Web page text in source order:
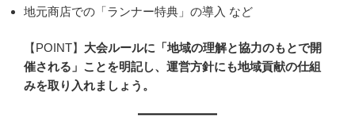
地元商店での「ランナー特典」の導入 など
【POINT】 大会ルールに「地域の理解と協力のもとで開
催される」ことを明記し、運営方針にも地域貢献の仕組
みを取り入れましょう。